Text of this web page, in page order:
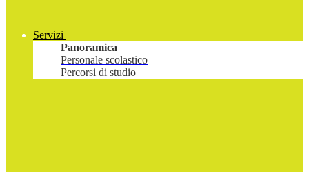
Servizi
Panoramica
Personale scolastico
Percorsi di studio